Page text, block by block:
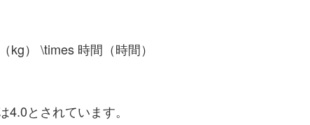
） \times 時間（時間）
とされています。